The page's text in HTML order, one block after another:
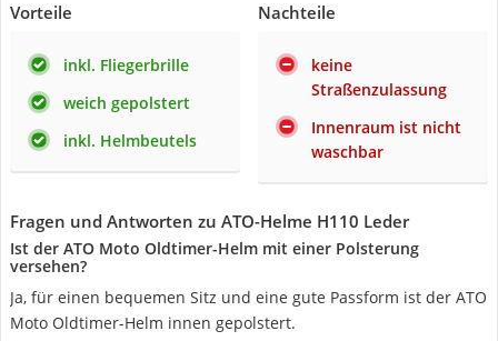
Vorteile
inkl. Fliegerbrille
weich gepolstert
inkl. Helmbeutels
Nachteile
keine
Straßenzulassung
Innenraum ist nicht
waschbar
Fragen und Antworten zu ATO-Helme H110 Leder
Ist der ATO Moto Oldtimer-Helm mit einer Polsterung
versehen?
Ja, für einen bequemen Sitz und eine gute Passform ist der ATO
Moto Oldtimer-Helm innen gepolstert.